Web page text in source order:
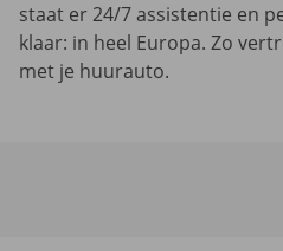
staat er 24/7 assistentie en
klaar: in heel Europa. Zo
met je huurauto.